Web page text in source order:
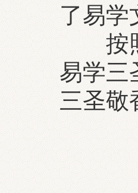
了易学
按照
易学三
三圣敬